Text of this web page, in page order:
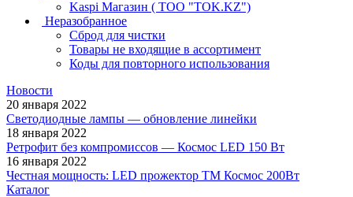
Kaspi Магазин ( ТОО "TOK.KZ")
Неразобранное
Сброд для чистки
Товары не входящие в ассортимент
Коды для повторного использования
Новости
20 января 2022
Светодиодные лампы — обновление линейки
18 января 2022
Ретрофит без компромиссов — Космос LED 150 Вт
16 января 2022
Честная мощность: LED прожектор ТМ Космос 200Вт
Каталог